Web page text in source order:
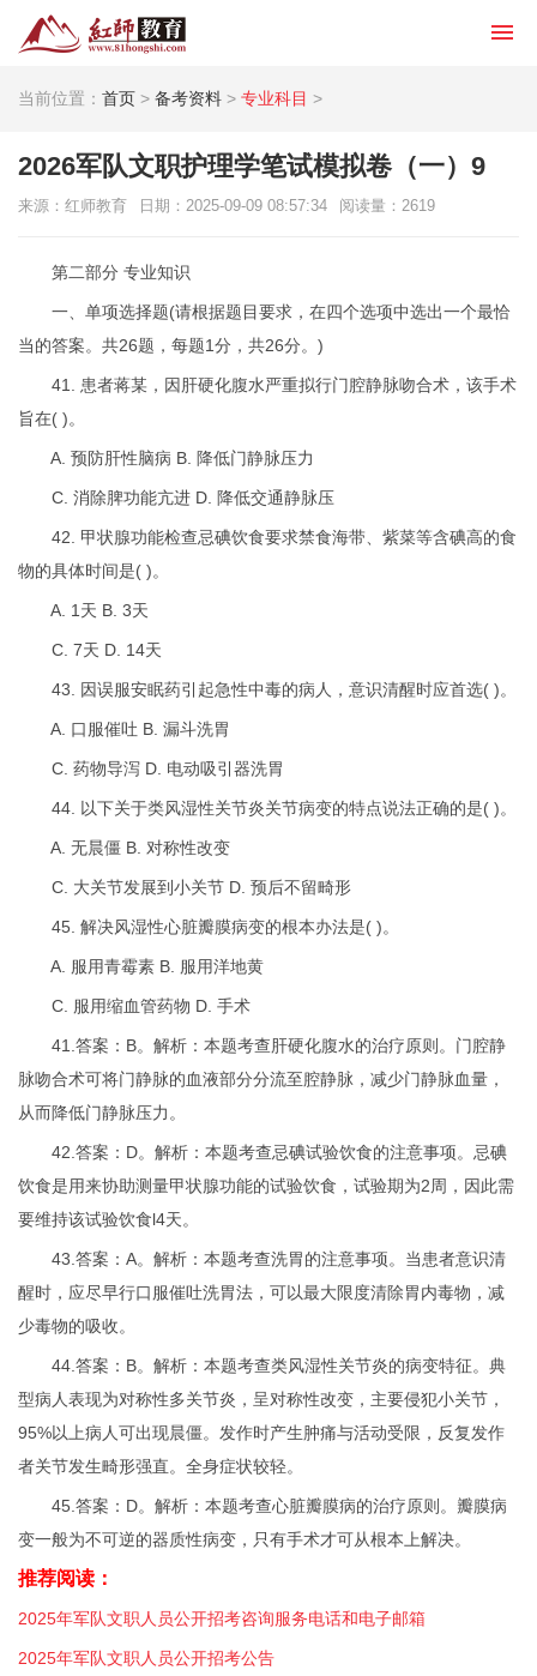
当前位置： 首页 > 备考资料 > 专业科目 >
2026军队文职护理学笔试模拟卷（一）9
来源：红师教育 日期：2025-09-09 08:57:34 阅读量： 2619
第二部分 专业知识
一、单项选择题(请根据题目要求，在四个选项中选出一个最恰
当的答案。共26题，每题1分，共26分。)
41. 患者蒋某，因肝硬化腹水严重拟行门腔静脉吻合术，该手术
旨在( )。
A. 预防肝性脑病 B. 降低门静脉压力
C. 消除脾功能亢进 D. 降低交通静脉压
42. 甲状腺功能检查忌碘饮食要求禁食海带、紫菜等含碘高的食
物的具体时间是( )。
A. 1天 B. 3天
C. 7天 D. 14天
43. 因误服安眠药引起急性中毒的病人，意识清醒时应首选( )。
A. 口服催吐 B. 漏斗洗胃
C. 药物导泻 D. 电动吸引器洗胃
44. 以下关于类风湿性关节炎关节病变的特点说法正确的是( )。
A. 无晨僵 B. 对称性改变
C. 大关节发展到小关节 D. 预后不留畸形
45. 解决风湿性心脏瓣膜病变的根本办法是( )。
A. 服用青霉素 B. 服用洋地黄
C. 服用缩血管药物 D. 手术
41.答案：B。解析：本题考查肝硬化腹水的治疗原则。门腔静
脉吻合术可将门静脉的血液部分分流至腔静脉，减少门静脉血量，
从而降低门静脉压力。
42.答案：D。解析：本题考查忌碘试验饮食的注意事项。忌碘
饮食是用来协助测量甲状腺功能的试验饮食，试验期为2周，因此需
要维持该试验饮食l4天。
43.答案：A。解析：本题考查洗胃的注意事项。当患者意识清
醒时，应尽早行口服催吐洗胃法，可以最大限度清除胃内毒物，减
少毒物的吸收。
44.答案：B。解析：本题考查类风湿性关节炎的病变特征。典
型病人表现为对称性多关节炎，呈对称性改变，主要侵犯小关节，
95%以上病人可出现晨僵。发作时产生肿痛与活动受限，反复发作
者关节发生畸形强直。全身症状较轻。
45.答案：D。解析：本题考查心脏瓣膜病的治疗原则。瓣膜病
变一般为不可逆的器质性病变，只有手术才可从根本上解决。
推荐阅读：
2025年军队文职人员公开招考咨询服务电话和电子邮箱
2025年军队文职人员公开招考公告